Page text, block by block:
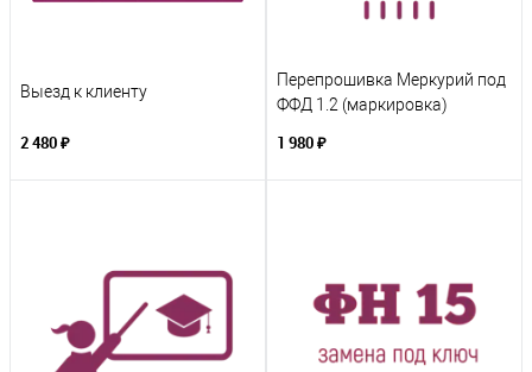
Выезд к клиенту
2 480 ₽
Перепрошивка Меркурий под
ФФД 1.2 (маркировка)
1 980 ₽